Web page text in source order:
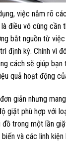
việc nắm rõ
điều vô cùng cần
bắt nguồn từ
định kỳ. Chính vì
cách sẽ giúp
quả hoạt động
giản nhưng
giặt phù hợp với
đồ trong một lần
và các linh kiện